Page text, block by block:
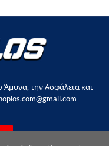
την Ασφάλεια και